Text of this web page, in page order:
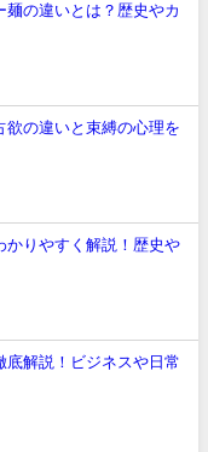
麺の違いとは？歴史やカ
欲の違いと束縛の心理を
かりやすく解説！歴史や
底解説！ビジネスや日常